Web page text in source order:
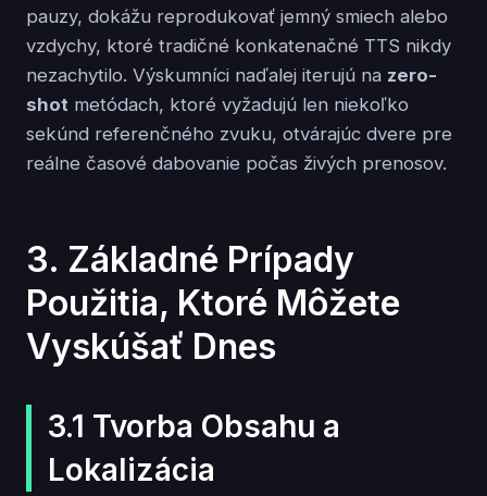
pauzy, dokážu reprodukovať jemný smiech alebo
vzdychy, ktoré tradičné konkatenačné TTS nikdy
nezachytilo. Výskumníci naďalej iterujú na zero-
shot metódach, ktoré vyžadujú len niekoľko
sekúnd referenčného zvuku, otvárajúc dvere pre
reálne časové dabovanie počas živých prenosov.
3. Základné Prípady
Použitia, Ktoré Môžete
Vyskúšať Dnes
3.1 Tvorba Obsahu a
Lokalizácia